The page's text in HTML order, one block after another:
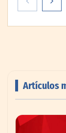
elegir a los
Artículos